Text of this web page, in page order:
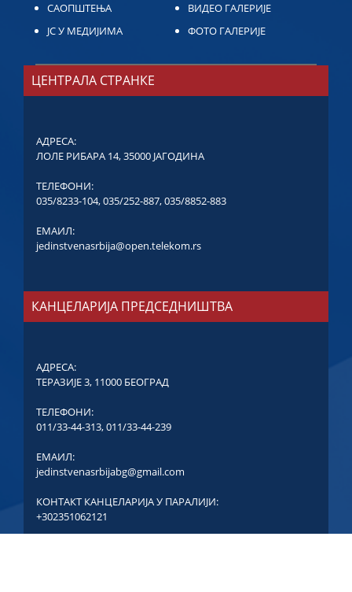
САОПШТЕЊА
ЈС У МЕДИЈИМА
ВИДЕО ГАЛЕРИЈЕ
ФОТО ГАЛЕРИЈЕ
ЦЕНТРАЛА СТРАНКЕ
АДРЕСА:
ЛОЛЕ РИБАРА 14, 35000 ЈАГОДИНА
ТЕЛЕФОНИ:
035/8233-104,035/252-887,035/8852-883
ЕМАИЛ:
jedinstvenasrbija@open.telekom.rs
КАНЦЕЛАРИЈА ПРЕДСЕДНИШТВА
АДРЕСА:
ТЕРАЗИЈЕ 3, 11000 БЕОГРАД
ТЕЛЕФОНИ:
011/33-44-313,011/33-44-239
ЕМАИЛ:
jedinstvenasrbijabg@gmail.com
КОНТАКТ КАНЦЕЛАРИЈА У ПАРАЛИЈИ:
+302351062121